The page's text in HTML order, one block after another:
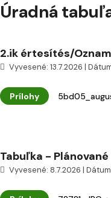
Úradná
2.ik értesítés/
Vyvesené: 13.7.2026 |
Prílohy
Tabuľka -
Vyvesené: 8.7.2026 |